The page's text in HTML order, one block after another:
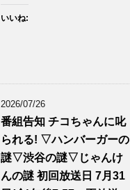
いいね:
2026/07/26
番組告知 チコちゃんに叱
られる! ▽ハンバーガーの
謎▽渋谷の謎▽じゃんけ
んの謎 初回放送日 7月31